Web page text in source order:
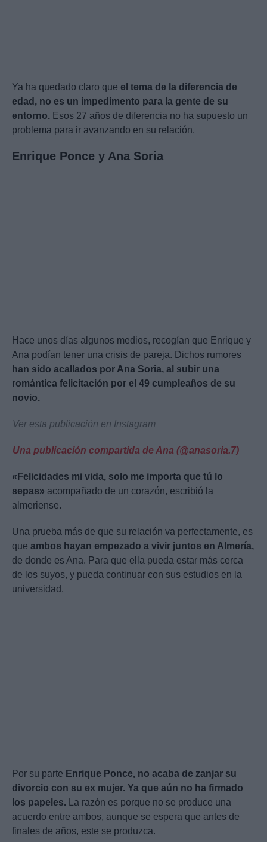
Ya ha quedado claro que el tema de la diferencia de
edad, no es un impedimento para la gente de su
entorno. Esos 27 años de diferencia no ha supuesto un
problema para ir avanzando en su relación.
Enrique Ponce y Ana Soria
Hace unos días algunos medios, recogían que Enrique y
Ana podían tener una crisis de pareja. Dichos rumores
han sido acallados por Ana Soria, al subir una
romántica felicitación por el 49 cumpleaños de su
novio.
Ver esta publicación en Instagram
Una publicación compartida de Ana (@anasoria.7)
«Felicidades mi vida, solo me importa que tú lo
sepas» acompañado de un corazón, escribió la
almeriense.
Una prueba más de que su relación va perfectamente, es
que ambos hayan empezado a vivir juntos en Almería,
de donde es Ana. Para que ella pueda estar más cerca
de los suyos, y pueda continuar con sus estudios en la
universidad.
Por su parte Enrique Ponce, no acaba de zanjar su
divorcio con su ex mujer. Ya que aún no ha firmado
los papeles. La razón es porque no se produce una
acuerdo entre ambos, aunque se espera que antes de
finales de años, este se produzca.